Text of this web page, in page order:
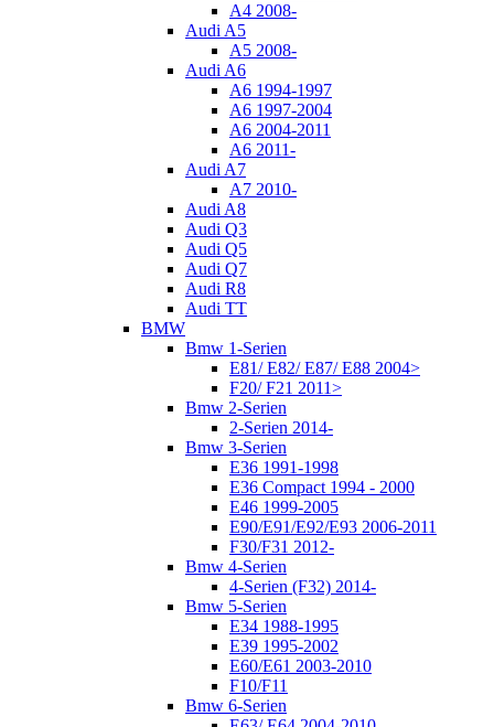
A4 2008-
Audi A5
A5 2008-
Audi A6
A6 1994-1997
A6 1997-2004
A6 2004-2011
A6 2011-
Audi A7
A7 2010-
Audi A8
Audi Q3
Audi Q5
Audi Q7
Audi R8
Audi TT
BMW
Bmw 1-Serien
E81/ E82/ E87/ E88 2004>
F20/ F21 2011>
Bmw 2-Serien
2-Serien 2014-
Bmw 3-Serien
E36 1991-1998
E36 Compact 1994 - 2000
E46 1999-2005
E90/E91/E92/E93 2006-2011
F30/F31 2012-
Bmw 4-Serien
4-Serien (F32) 2014-
Bmw 5-Serien
E34 1988-1995
E39 1995-2002
E60/E61 2003-2010
F10/F11
Bmw 6-Serien